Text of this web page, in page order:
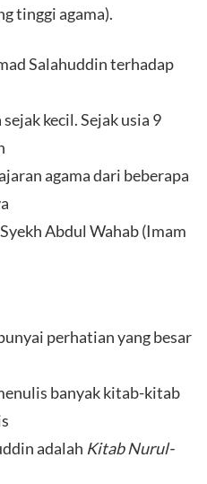
tinggi agama).
Salahuddin terhadap
kecil. Sejak usia 9
agama dari beberapa
Abdul Wahab (Imam
perhatian yang besar
banyak kitab-kitab
adalah Kitab Nurul-